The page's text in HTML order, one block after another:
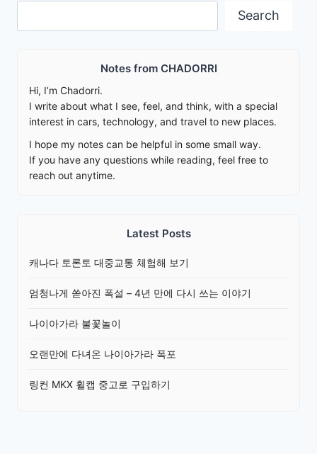
Search
Notes from CHADORRI
Hi, I’m Chadorri.
I write about what I see, feel, and think, with a special
interest in cars, technology, and travel to new places.
I hope my notes can be helpful in some small way.
If you have any questions while reading, feel free to
reach out anytime.
Latest Posts
캐나다 토론토 대중교통 체험해 보기
엄청나게 쏟아진 폭설 – 4년 만에 다시 쓰는 이야기
나이아가라 불꽃놀이
오랜만에 다녀온 나이아가라 폭포
링컨 MKX 휠캡 중고로 구입하기